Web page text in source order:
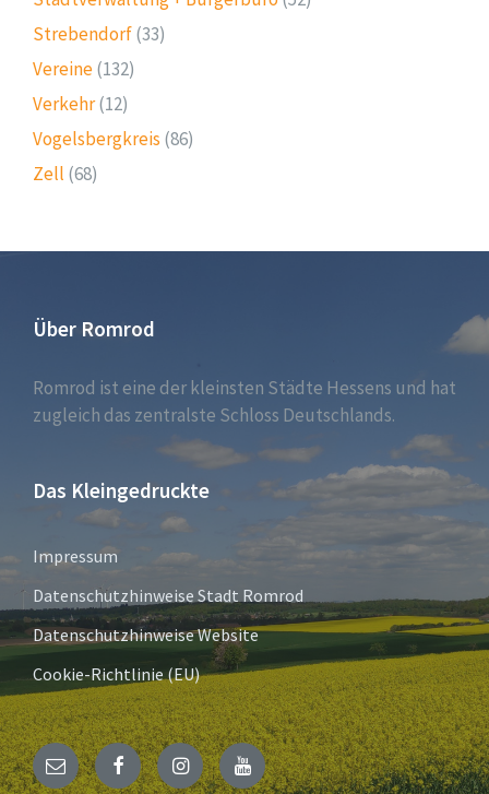
Strebendorf(33)
Vereine(132)
Verkehr(12)
Vogelsbergkreis (86)
Zell (68)
Über Romrod
Romrod ist eine der kleinsten Städte Hessens und hat
zugleich das zentralste Schloss Deutschlands.
Das Kleingedruckte
Impressum
Datenschutzhinweise Stadt Romrod
Datenschutzhinweise Website
Cookie-Richtlinie (EU)
E- FacebookInstagramYouTube